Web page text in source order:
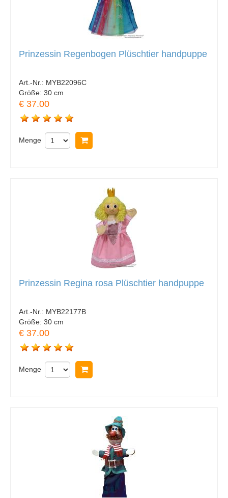
Prinzessin Regenbogen Plüschtier handpuppe
Art.-Nr.: MYB22096C
Größe: 30 cm
€ 37.00
Menge
Prinzessin Regina rosa Plüschtier handpuppe
Art.-Nr.: MYB22177B
Größe: 30 cm
€ 37.00
Menge